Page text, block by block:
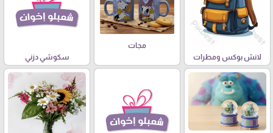
لانش بوكس ومطرات
مجات
سكوشي دزني